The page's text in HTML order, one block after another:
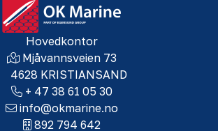
Hovedkontor
Mjåvannsveien 73
4628 KRISTIANSAND
+ 47 38 61 05 30
info@okmarine.no
892 794 642